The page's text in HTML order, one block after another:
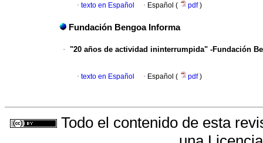
· texto en Español · Español ( pdf)
Fundación Bengoa Informa
· "20 años de actividad ininterrumpida" -Fundación
· texto en Español · Español ( pdf)
Todo el contenido de esta